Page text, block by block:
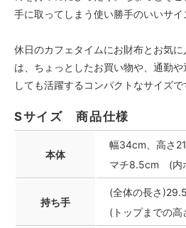
手に取ってしまう使い勝手のいいサ
休日のカフェタイムにお財布とお気
は、ちょっとしたお買い物や、通勤
しても活躍するコンパクトなサイズで
Sサイズ 商品仕様
本体
幅34cm、高さ
マチ8.5cm (内
持ち手
(全体の長さ
(トップまでの高